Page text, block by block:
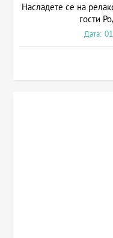
Насладете се на
гости
Дата: